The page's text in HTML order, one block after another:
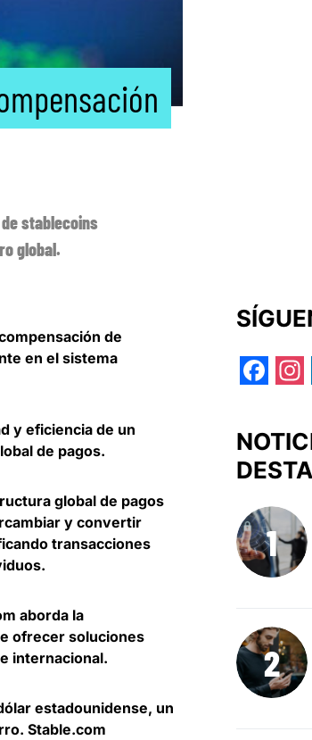
stablecoins
global.
de
en el sistema
y eficiencia de un
de pagos.
global de pagos
y convertir
transacciones
aborda la
ofrecer soluciones
internacional.
estadounidense, un
Stable.com